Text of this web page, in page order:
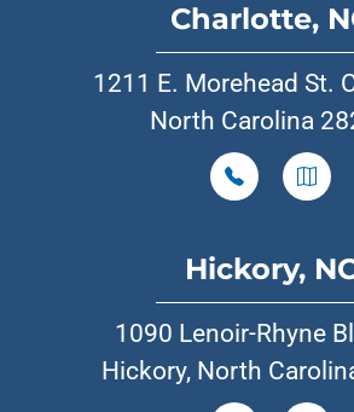
Charlotte,
1211 E. Morehead St.
North Carolina
Hickory,
1090 Lenoir-Rhyne
Hickory, North